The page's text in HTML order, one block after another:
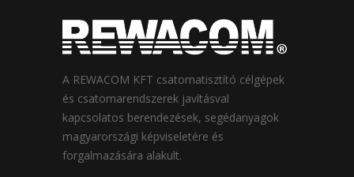
A REWACOM KFT csatornatisztító célgépek
és csatornarendszerek javításval
kapcsolatos berendezések, segédanyagok
magyarországi képviseletére és
forgalmazására alakult.